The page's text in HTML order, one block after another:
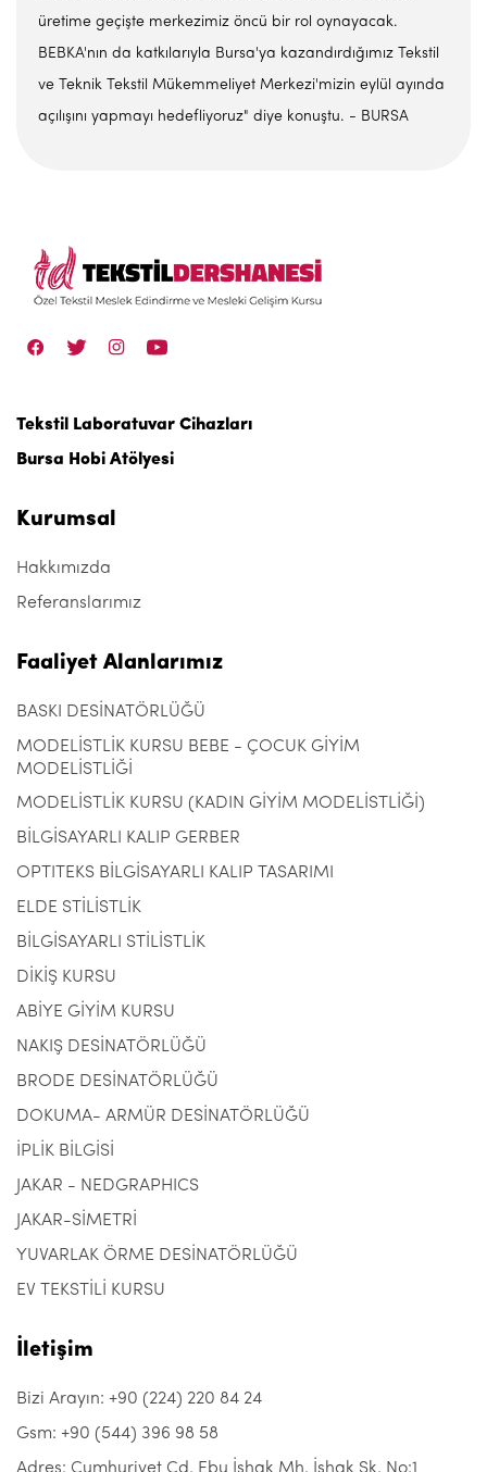
üretime geçişte merkezimiz öncü bir rol oynayacak.
BEBKA'nın da katkılarıyla Bursa'ya kazandırdığımız Tekstil
ve Teknik Tekstil Mükemmeliyet Merkezi'mizin eylül ayında
açılışını yapmayı hedefliyoruz" diye konuştu. - BURSA
Tekstil Laboratuvar Cihazları
Bursa Hobi Atölyesi
Kurumsal
Hakkımızda
Referanslarımız
Faaliyet Alanlarımız
BASKI DESİNATÖRLÜĞÜ
MODELİSTLİK KURSU BEBE - ÇOCUK GİYİM
MODELİSTLİĞİ
MODELİSTLİK KURSU (KADIN GİYİM MODELİSTLİĞİ)
BİLGİSAYARLI KALIP GERBER
OPTITEKS BİLGİSAYARLI KALIP TASARIMI
ELDE STİLİSTLİK
BİLGİSAYARLI STİLİSTLİK
DİKİŞ KURSU
ABİYE GİYİM KURSU
NAKIŞ DESİNATÖRLÜĞÜ
BRODE DESİNATÖRLÜĞÜ
DOKUMA- ARMÜR DESİNATÖRLÜĞÜ
İPLİK BİLGİSİ
JAKAR - NEDGRAPHICS
JAKAR-SİMETRİ
YUVARLAK ÖRME DESİNATÖRLÜĞÜ
EV TEKSTİLİ KURSU
İletişim
Bizi Arayın: +90 (224) 220 84 24
Gsm: +90 (544) 396 98 58